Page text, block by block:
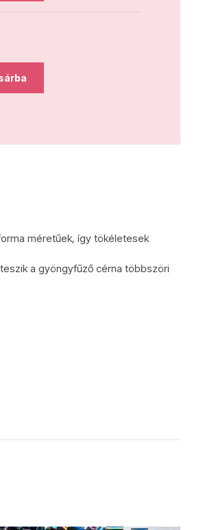
méretűek, így tökéletesek
a gyöngyfűző cérna többszöri